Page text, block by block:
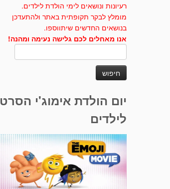
רעיונות ונושאים לימי הולדת לילדים.
מומלץ לבקר תקופתית באתר ולהתעדכן
בנושאים החדשים שיתווספו.
אנו מאחלים לכם גלישה נעימה ומהנה!
יום הולדת אימוג'י הסרט
לילדים